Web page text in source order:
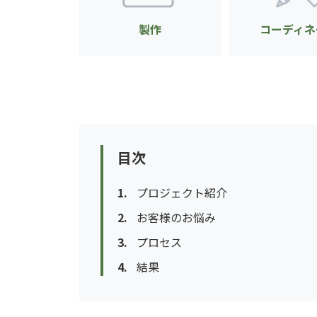
製作 コーディ
目次
プロジェクト紹介
お客様のお悩み
プロセス
結果